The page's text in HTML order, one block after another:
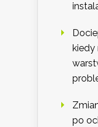
po